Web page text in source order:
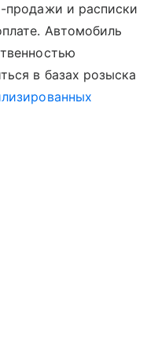
продажи и расписки
Автомобиль
в базах розыска